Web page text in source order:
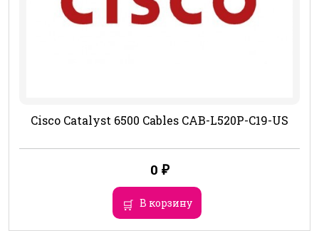
Cisco Catalyst 6500 Cables CAB-L520P-C19-US
0 ₽
В корзину